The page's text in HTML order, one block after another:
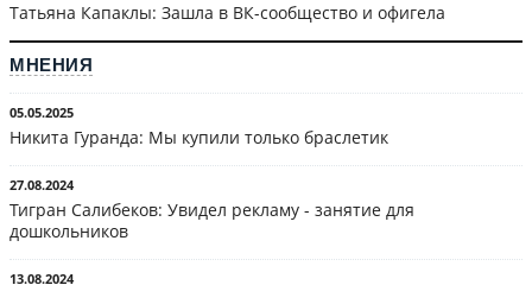
Татьяна Капаклы: Зашла в ВК-сообщество и офигела
МНЕНИЯ
05.05.2025
Никита Гуранда: Мы купили только браслетик
27.08.2024
Тигран Салибеков: Увидел рекламу - занятие для
дошкольников
13.08.2024